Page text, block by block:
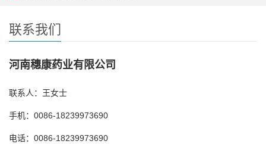
联系我们
河南穗康药业有限公司
联系人：王女士
手机：0086-18239973690
电话：0086-18239973690